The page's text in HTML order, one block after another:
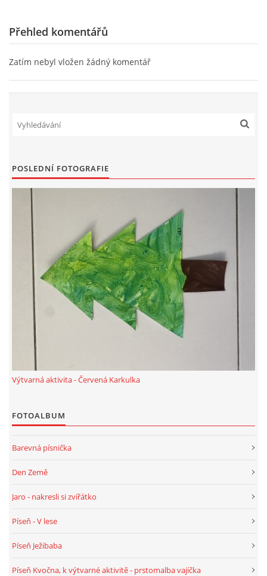
Přehled komentářů
Zatím nebyl vložen žádný komentář
POSLEDNÍ FOTOGRAFIE
Výtvarná aktivita - Červená Karkulka
FOTOALBUM
Barevná písnička
Den Země
Jaro - nakresli si zvířátko
Píseň - V lese
Píseň Ježibaba
Píseň Kvočna, k výtvarné aktivitě - prstomalba vajíčka